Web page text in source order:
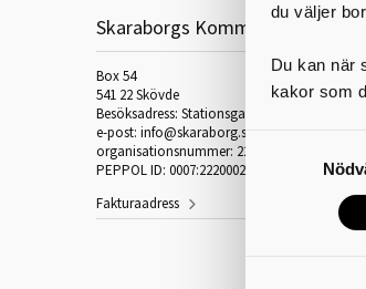
du väljer
Du kan när
kakor som
Skaraborgs Kommunalförbund
Box 54
541 22 Skövde
Besöksadress: Stationsgatan 3, 541 30 Skövde
e-post: info@skaraborg.se
organisationsnummer: 222000-2188
PEPPOL ID: 0007:2220002188
Fakturaadress